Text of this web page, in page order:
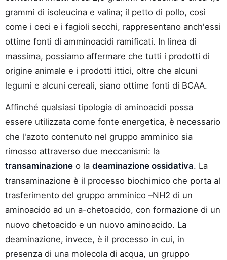
grammi di isoleucina e valina; il petto di pollo, così
come i ceci e i fagioli secchi, rappresentano anch'essi
ottime fonti di amminoacidi ramificati. In linea di
massima, possiamo affermare che tutti i prodotti di
origine animale e i prodotti ittici, oltre che alcuni
legumi e alcuni cereali, siano ottime fonti di BCAA.
Affinché qualsiasi tipologia di aminoacidi possa
essere utilizzata come fonte energetica, è necessario
che l'azoto contenuto nel gruppo amminico sia
rimosso attraverso due meccanismi: la
transaminazione o la deaminazione ossidativa. La
transaminazione è il processo biochimico che porta al
trasferimento del gruppo amminico –NH2 di un
aminoacido ad un a-chetoacido, con formazione di un
nuovo chetoacido e un nuovo aminoacido. La
deaminazione, invece, è il processo in cui, in
presenza di una molecola di acqua, un gruppo